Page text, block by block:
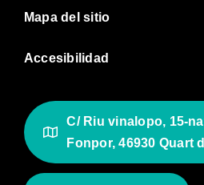
Mapa del sitio
Accesibilidad
C/ Riu vinalopo, 15-
Fonpor, 46930 Quart